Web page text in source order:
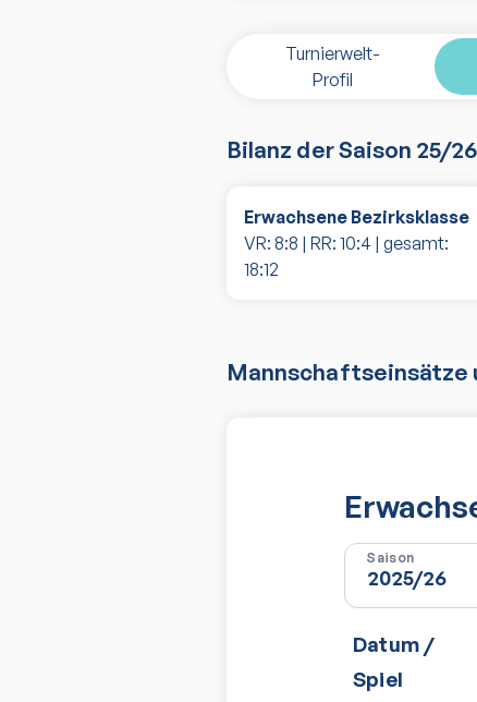
Turnierwelt-
Profil
Bilanz der Saison 25/26
Erwachsene Bezirksklasse
VR: 8:8 | RR: 10:4 | gesamt:
18:12
Mannschaftseinsätze
Saison
Datum /
Spiel